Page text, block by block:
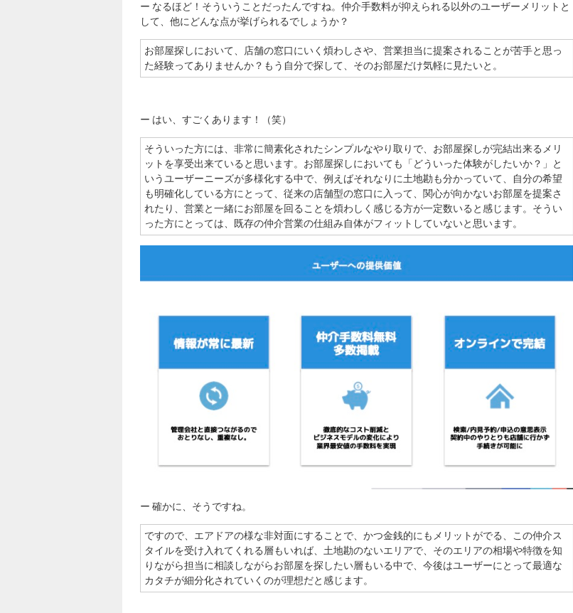
ー なるほど！そういうことだったんですね。仲介手数料が抑えられる以外のユーザーメリットと
して、他にどんな点が挙げられるでしょうか？
お部屋探しにおいて、店舗の窓口にいく煩わしさや、営業担当に提案されることが苦手と思っ
た経験ってありませんか？もう自分で探して、そのお部屋だけ気軽に見たいと。
ー はい、すごくあります！（笑）
そういった方には、非常に簡素化されたシンプルなやり取りで、お部屋探しが完結出来るメリ
ットを享受出来ていると思います。お部屋探しにおいても「どういった体験がしたいか？」と
いうユーザーニーズが多様化する中で、例えばそれなりに土地勘も分かっていて、自分の希望
も明確化している方にとって、従来の店舗型の窓口に入って、関心が向かないお部屋を提案さ
れたり、営業と一緒にお部屋を回ることを煩わしく感じる方が一定数いると感じます。そうい
った方にとっては、既存の仲介営業の仕組み自体がフィットしていないと思います。
ー 確かに、そうですね。
ですので、エアドアの様な非対面にすることで、かつ金銭的にもメリットがでる、この仲介ス
タイルを受け入れてくれる層もいれば、土地勘のないエリアで、そのエリアの相場や特徴を知
りながら担当に相談しながらお部屋を探したい層もいる中で、今後はユーザーにとって最適な
カタチが細分化されていくのが理想だと感じます。